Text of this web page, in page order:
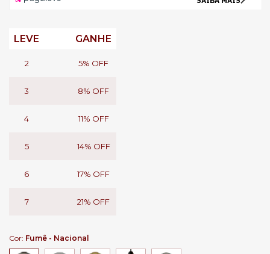
LEVE GANHE
2 5% OFF
3 8% OFF
4 11% OFF
5 14% OFF
6 17% OFF
7 21% OFF
Cor: Fumê - Nacional